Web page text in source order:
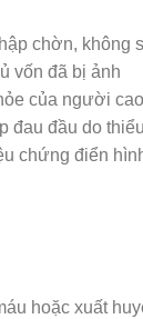
chờn, không
vốn đã bị ảnh
của người cao
đau đầu do
chứng điển
hoặc xuất